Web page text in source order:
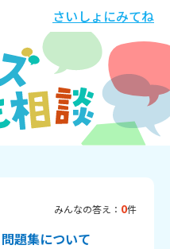
さいしょにみてね
みんなの答え： 0件
題集について